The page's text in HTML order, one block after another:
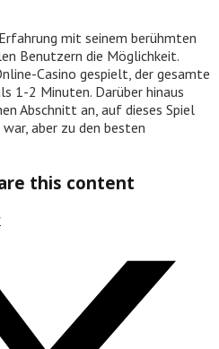
mit seinem berühmten
Benutzern die Möglichkeit.
Casino gespielt, der gesamte
1-2 Minuten. Darüber hinaus
Abschnitt an, auf dieses Spiel
aber zu den besten
this content